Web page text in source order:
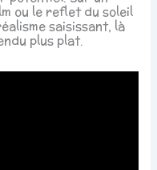
ou le reflet du soleil
saisissant, là
plus plat.